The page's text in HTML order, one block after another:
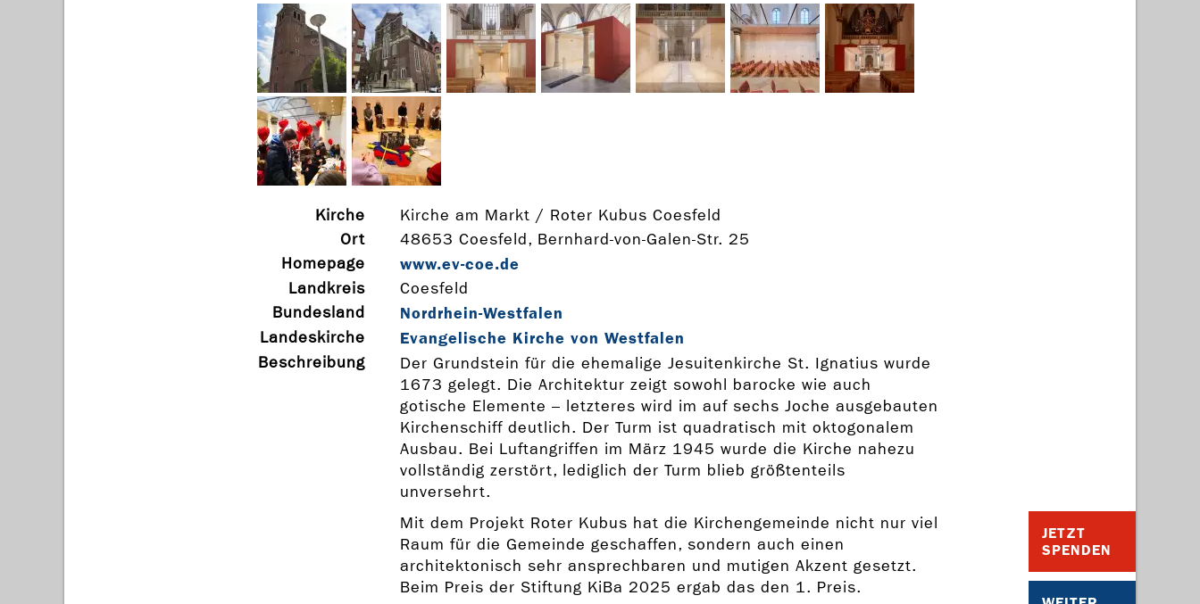
JETZT
SPENDEN
Kirche
Kirche am Markt / Roter Kubus Coesfeld
Ort
48653 Coesfeld, Bernhard-von-Galen-Str. 25
Homepage
www.ev-­coe.de
Landkreis
Coesfeld
Bundesland
Nordrhein-Westfalen
Landeskirche Evangelische Kirche von Westfalen
Beschreibung
Der Grundstein für die ehemalige Jesuitenkirche St. Ignatius wurde
1673 gelegt. Die Architektur zeigt sowohl barocke wie auch
gotische Elemente – letzteres wird im auf sechs Joche ausgebauten
Kirchenschiff deutlich. Der Turm ist quadratisch mit oktogonalem
Ausbau. Bei Luftangriffen im März 1945 wurde die Kirche nahezu
vollständig zerstört, lediglich der Turm blieb größtenteils
unversehrt.
Mit dem Projekt Roter Kubus hat die Kirchengemeinde nicht nur viel
Raum für die Gemeinde geschaffen, sondern auch einen
architektonisch sehr ansprechbaren und mutigen Akzent gesetzt.
Beim Preis der Stiftung KiBa 2025 ergab das den 1. Preis.